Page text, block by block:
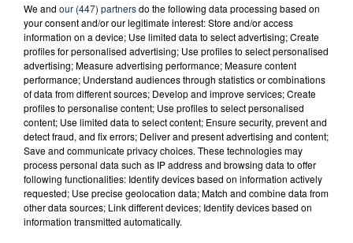
TITRES DIFFUSÉS
We and our (447) partnersdo the following data processing based on
your consent and/or our legitimate interest: Store and/or access
information on a device; Use limited data to select advertising; Create
profiles for personalised advertising; Use profiles to select personalised
advertising; Measure advertising performance; Measure content
performance; Understand audiences through statistics or combinations
of data from different sources; Develop and improve services; Create
profiles to personalise content; Use profiles to select personalised
content; Use limited data to select content; Ensure security, prevent and
detect fraud, and fix errors; Deliver and present advertising and content;
Save and communicate privacy choices. These technologies may
process personal data such as IP address and browsing data to offer
following functionalities: Identify devices based on information actively
requested; Use precise geolocation data; Match and combine data from
other data sources; Link different devices; Identify devices based on
information transmitted automatically.